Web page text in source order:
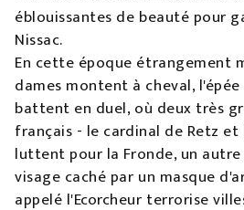
éblouissantes de beauté pour
Nissac.
En cette époque étrangement
dames montent à cheval,
battent en duel, où deux très
français - le cardinal de Retz et
luttent pour la Fronde, un autre
visage caché par un masque
appelé l'Ecorcheur terrorise